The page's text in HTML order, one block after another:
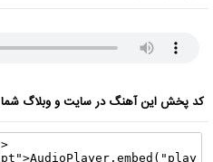
کد پخش این آهنگ در سایت و وبلاگ شما